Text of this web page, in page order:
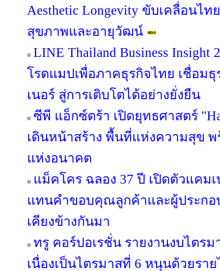
Aesthetic Longevity ขับเคลื่อนไ
สุขภาพและอายุวัฒน์
LINE Thailand Business Insight
โรดแมปเพื่อภาคธุรกิจไทย เชื่อม
เนอร์ สู่การเติบโตได้อย่างยั่งยืน
ซีพี แอ็กซ์ตร้า เปิดยุทธศาสตร์
เดินหน้าสร้าง พื้นที่แห่งความสุข
แห่งอนาคต
แม็คโคร ฉลอง 37 ปี เปิดตัวแคม
แทนคำขอบคุณลูกค้าและผู้ประกอ
เคียงข้างกันมา
ทรู คอร์ปอเรชั่น รายงานงบไตรม
เนื่องเป็นไตรมาสที่ 6 หนุนด้วยรา